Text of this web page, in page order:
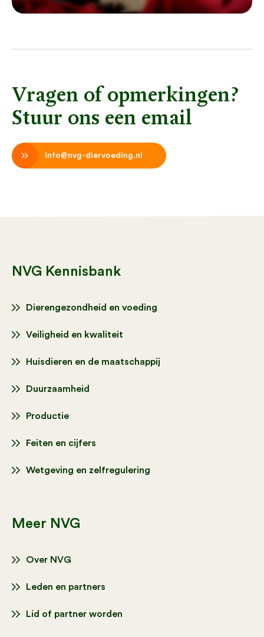
Vragen of opmerkingen?
Stuur ons een email
info@nvg-diervoeding.nl
NVG Kennisbank
Dierengezondheid en voeding
Veiligheid en kwaliteit
Huisdieren en de maatschappij
Duurzaamheid
Productie
Feiten en cijfers
Wetgeving en zelfregulering
Meer NVG
Over NVG
Leden en partners
Lid of partner worden